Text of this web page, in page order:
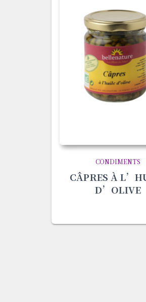
CONDIMENTS
CÂPRES À
D’OLIVE